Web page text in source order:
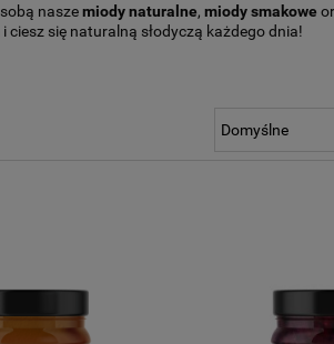
naszemiody naturalne, miody smakowe
się naturalną słodyczą każdego dnia!